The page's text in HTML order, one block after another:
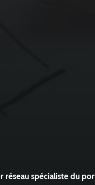
réseau spécialiste du